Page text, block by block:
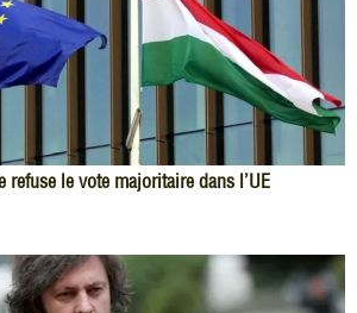
refuse le vote majoritaire dans l’UE